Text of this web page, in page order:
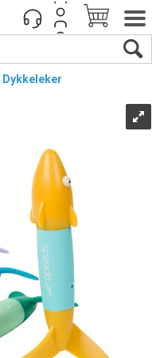
Dykkeleker